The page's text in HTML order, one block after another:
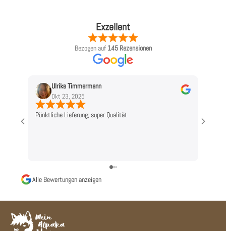
Exzellent
Bezogen auf 145 Rezensionen
Ulrike Timmermann
Okt 23, 2025
Pünktliche Lieferung; super Qualität
Alle Bewertungen anzeigen